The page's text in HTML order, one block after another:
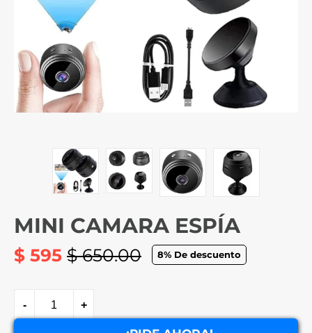
MINI CAMARA ESPÍA
$ 595 $ 650.00
Precio
8% De descuento
+
-